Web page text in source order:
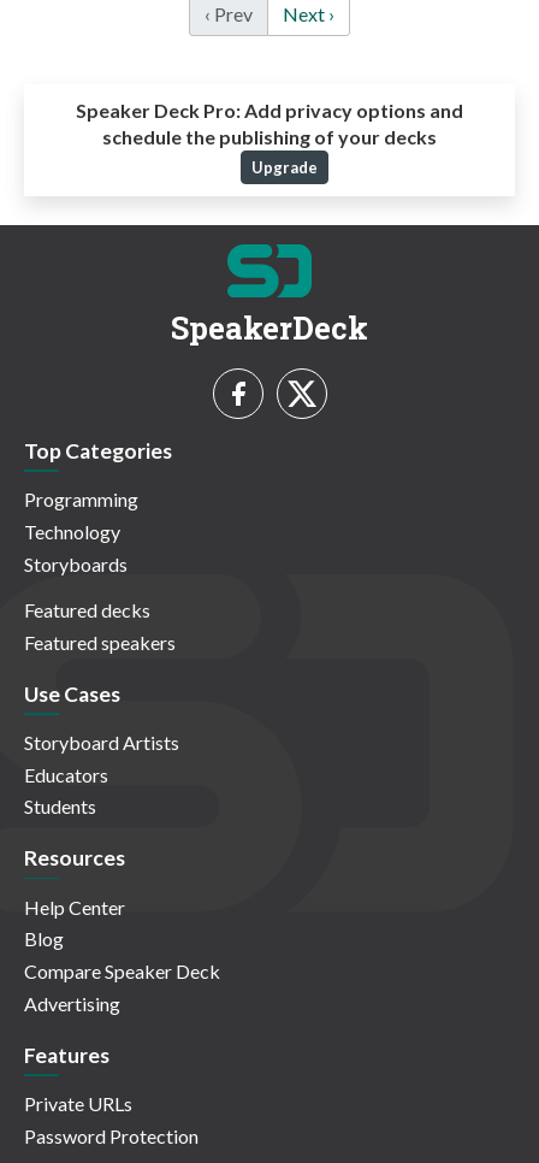
‹ Prev Next ›
Speaker Deck Pro:Add privacy options and
schedule the publishing of your decks
Upgrade
SpeakerDeck
Top Categories
Programming
Technology
Storyboards
Featured decks
Featured speakers
Use Cases
Storyboard Artists
Educators
Students
Resources
Help Center
Blog
Compare Speaker Deck
Advertising
Features
Private URLs
Password Protection